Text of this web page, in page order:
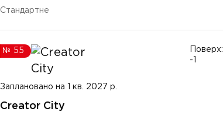
Стандартне
№ 55
Заплановано на 1 кв. 2027 р.
Creator City
Поверх:
-1